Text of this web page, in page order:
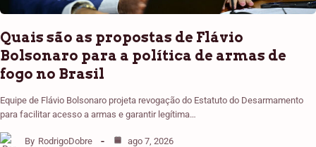
Quais são as propostas de Flávio
Bolsonaro para a política de armas de
fogo no Brasil
Equipe de Flávio Bolsonaro projeta revogação do Estatuto do Desarmamento
para facilitar acesso a armas e garantir legítima…
By RodrigoDobre ago 7, 2026